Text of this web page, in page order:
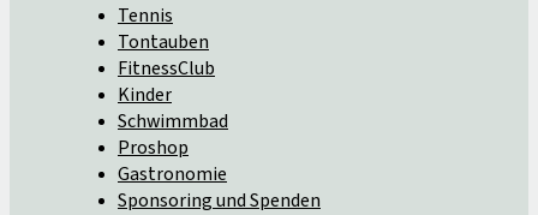
Tennis
Tontauben
FitnessClub
Kinder
Schwimmbad
Proshop
Gastronomie
Sponsoring und Spenden